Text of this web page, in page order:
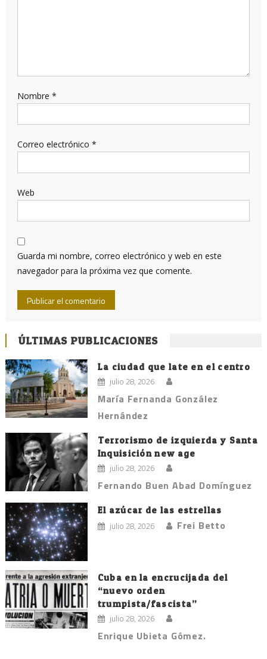
Nombre *
Correo electrónico *
Web
Guarda mi nombre, correo electrónico y web en este
navegador para la próxima vez que comente.
ÚLTIMAS PUBLICACIONES
La ciudad que late en el centro
julio 28, 2026
María Fernanda González
Hernández
Terrorismo de izquierda y Santa
Inquisición new age
julio 28, 2026
Fernando Buen Abad Domínguez
El azúcar de las estrellas
julio 28, 2026 Frei Betto
Cuba en la encrucijada del
“nuevo orden
trumpista/fascista”
julio 28, 2026
Enrique Ubieta Gómez.